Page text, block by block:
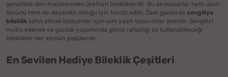
genellikle deri malzemeden üretilen bilekliklerdir. Bu aksesuarlar hem uzun
ömürlü hem de dayanıklı olduğu için tercih edilir. Özel günlerde sevgiliye
bileklik satın almak isteyenler için isim yazılı tasarımlar önerilir. Sevgiliyi
mutlu edecek ve günlük yaşamında gönül rahatlığı ile kullanabileceği
bileklikler her zaman popülerdir.
En Sevilen Hediye Bileklik Çeşitleri